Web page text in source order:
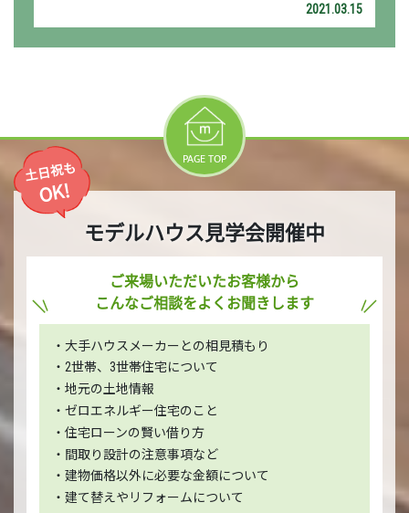
2021.03.15
PAGE TOP
土日祝も
OK!
モデルハウス見学会開催中
ご来場いただいたお客様から
こんなご相談をよくお聞きします
・大手ハウスメーカーとの相見積もり
・2世帯、3世帯住宅について
・地元の土地情報
・ゼロエネルギー住宅のこと
・住宅ローンの賢い借り方
・間取り設計の注意事項など
・建物価格以外に必要な金額について
・建て替えやリフォームについて